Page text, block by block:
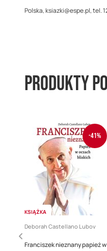
Polska, ksiazki@espe.pl, tel.
Produkty
-41%
KSIĄŻKA
Deborah Castellano Lubov
Franciszek nieznany papież w